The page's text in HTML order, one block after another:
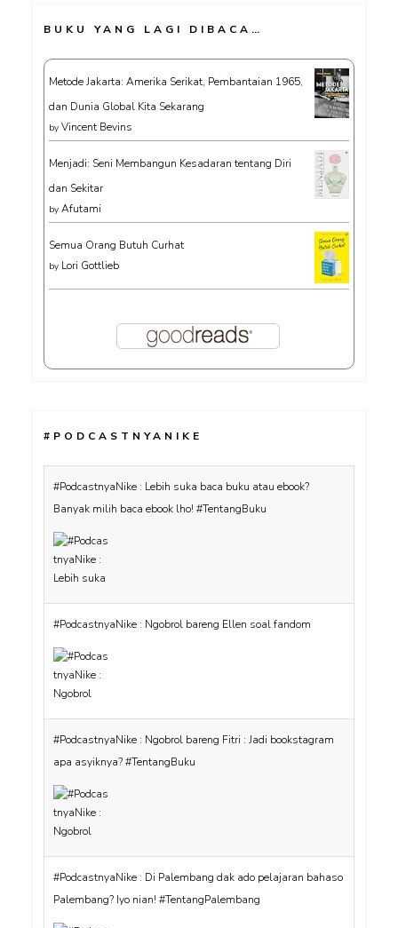
BUKU YANG LAGI DIBACA…
Metode Jakarta: Amerika Serikat, Pembantaian 1965,
dan Dunia Global Kita Sekarang
by Vincent Bevins
Menjadi: Seni Membangun Kesadaran tentang Diri
dan Sekitar
by Afutami
Semua Orang Butuh Curhat
by Lori Gottlieb
#PODCASTNYANIKE
#PodcastnyaNike : Lebih suka baca buku atau ebook?
Banyak milih baca ebook lho! #TentangBuku
#PodcastnyaNike : Ngobrol bareng Ellen soal fandom
#PodcastnyaNike : Ngobrol bareng Fitri : Jadi bookstagram
apa asyiknya? #TentangBuku
#PodcastnyaNike : Di Palembang dak ado pelajaran bahaso
Palembang? Iyo nian! #TentangPalembang